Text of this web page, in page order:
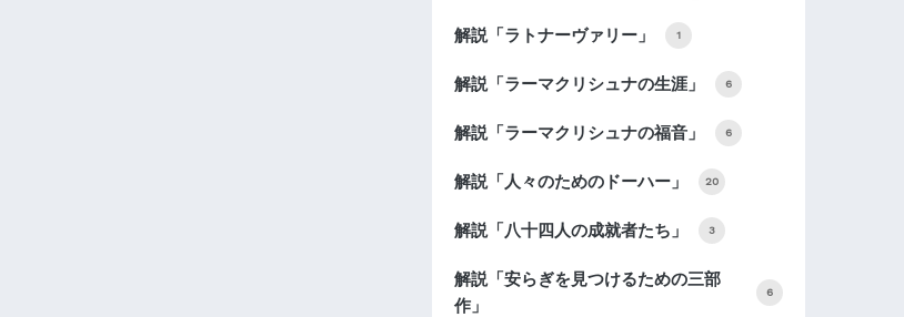
解説「ラトナーヴァリー」 1
解説「ラーマクリシュナの生涯」 6
解説「ラーマクリシュナの福音」 6
解説「人々のためのドーハー」 20
解説「八十四人の成就者たち」 3
解説「安らぎを見つけるための三部
作」
6